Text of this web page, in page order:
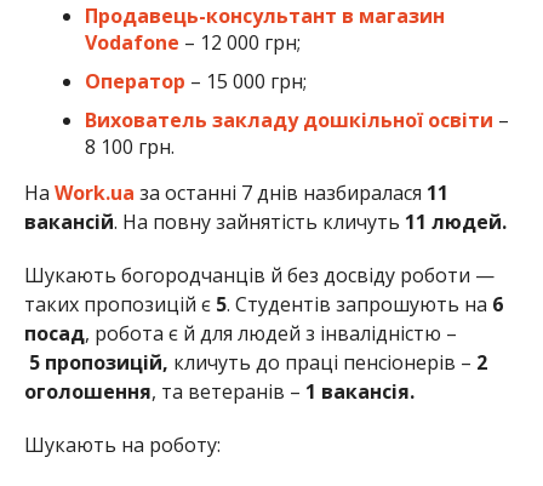
Продавець-консультант в магазин
Vodafone – 12 000 грн;
Оператор – 15 000 грн;
Вихователь закладу дошкільної освіти –
8 100 грн.
На Work.ua за останні 7 днів назбиралася 11
вакансій. На повну зайнятість кличуть 11 людей.
Шукають богородчанців й без досвіду роботи —
таких пропозицій є 5. Студентів запрошують на 6
посад, робота є й для людей з інвалідністю –
5 пропозицій, кличуть до праці пенсіонерів – 2
оголошення, та ветеранів – 1 вакансія.
Шукають на роботу: